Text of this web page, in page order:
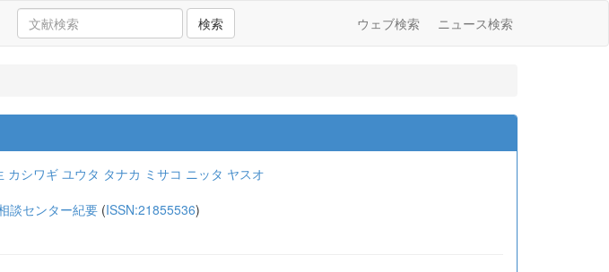
検索 ウェブ検索 ニュース検索
カシワギ ユウタ タナカ ミサコ ニッタ ヤスオ
談センター紀要 (ISSN:21855536)